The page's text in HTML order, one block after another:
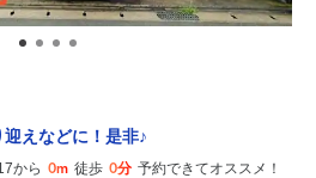
えなどに！是非♪
から 0m 徒歩 0分 予約できてオススメ！